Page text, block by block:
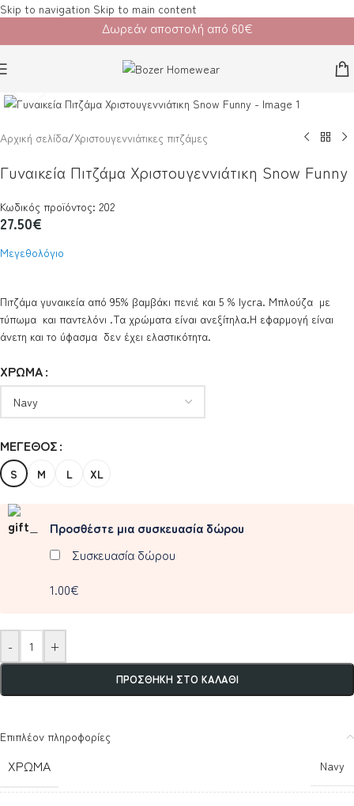
Skip to navigation Skip to main content
Δωρεάν αποστολή από 60€
Αρχική σελίδα/Χριστουγεννιάτικες πιτζάμες
Γυναικεία Πιτζάμα Χριστουγεννιάτικη Snow Funny
Κωδικός προϊόντος: 202
27.50€
Μεγεθολόγιο
Πιτζάμα γυναικεία από 95% βαμβάκι πενιέ και 5 % lycra. Μπλούζα με
τύπωμα και παντελόνι .Τα χρώματα είναι ανεξίτηλα.Η εφαρμογή είναι
άνετη και το ύφασμα δεν έχει ελαστικότητα.
ΧΡΏΜΑ
ΜΈΓΕΘΟΣ
S M L XL
Προσθέστε μια συσκευασία δώρου
Συσκευασία δώρου
1.00€
- +
ΠΡΟΣΘΉΚΗ ΣΤΟ ΚΑΛΆΘΙ
Επιπλέον πληροφορίες
ΧΡΏΜΑ Navy